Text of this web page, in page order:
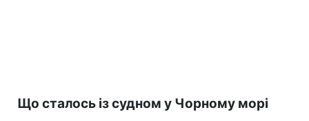
Що сталось із судном у Чорному морі